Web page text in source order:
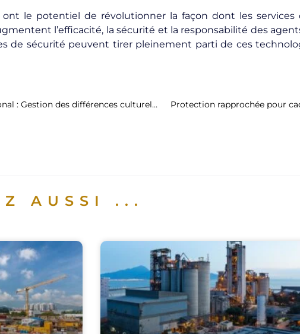
ont le potentiel de révolutionner la façon dont les
l’efficacité, la sécurité et la responsabilité des
de sécurité peuvent tirer pleinement parti de ces
Sécurité privée à l’international : Gestion des différences culturelles et légales
Protection rapprochée pour
AUSSI ...